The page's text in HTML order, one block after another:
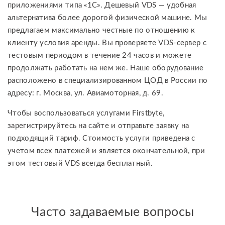
приложениями типа «1С». Дешевый VDS — удобная
альтернатива более дорогой физической машине. Мы
предлагаем максимально честные по отношению к
клиенту условия аренды. Вы проверяете VDS-сервер с
тестовым периодом в течение 24 часов и можете
продолжать работать на нем же. Наше оборудование
расположено в специализированном ЦОД в России по
адресу: г. Москва, ул. Авиамоторная, д. 69.
Чтобы воспользоваться услугами Firstbyte,
зарегистрируйтесь на сайте и отправьте заявку на
подходящий тариф. Стоимость услуги приведена с
учетом всех платежей и является окончательной, при
этом тестовый VDS всегда бесплатный.
Часто задаваемые вопросы